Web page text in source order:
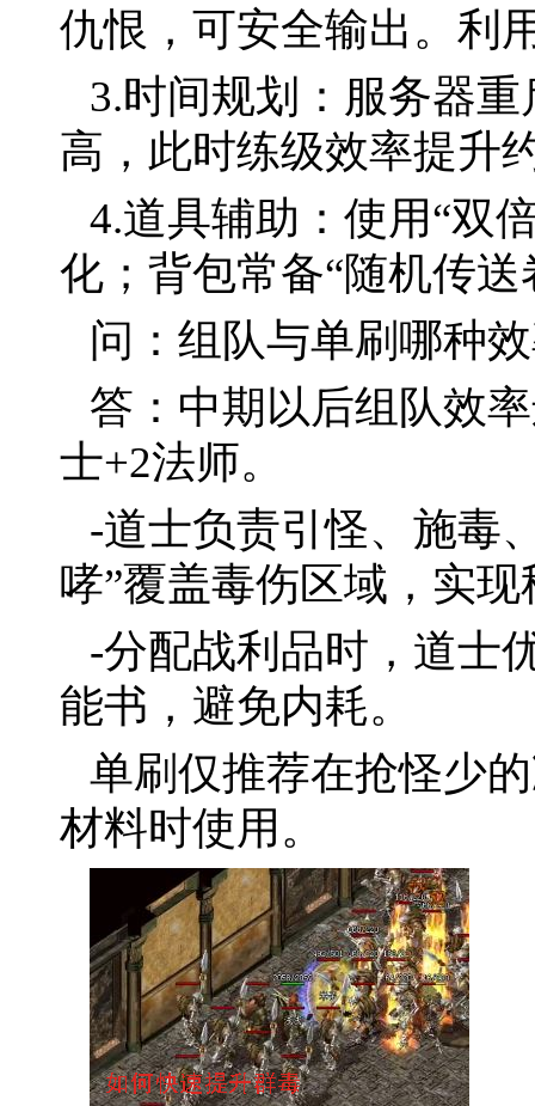
仇恨，可安全输出。利
3.时间规划：服务器
高，此时练级效率提升
4.道具辅助：使用“双
化；背包常备“随机传
问：组队与单刷哪种
答：中期以后组队效
士+2法师。
-道士负责引怪、施毒
哮”覆盖毒伤区域，实现
-分配战利品时，道士
能书，避免内耗。
单刷仅推荐在抢怪少
材料时使用。